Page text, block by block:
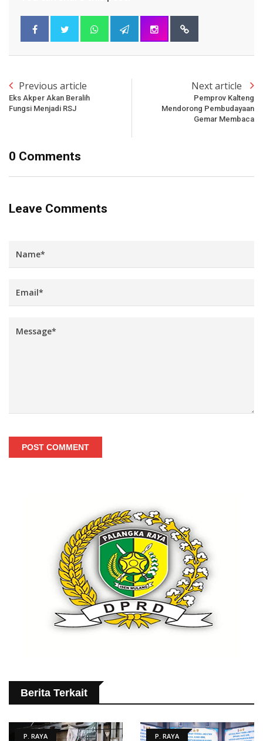
Previous article
Eks Akper Akan Beralih
Fungsi Menjadi RSJ
Next article
Pemprov Kalteng
Mendorong Pembudayaan
Gemar Membaca
0 Comments
Leave Comments
POST COMMENT
Berita Terkait
P. RAYA P. RAYA